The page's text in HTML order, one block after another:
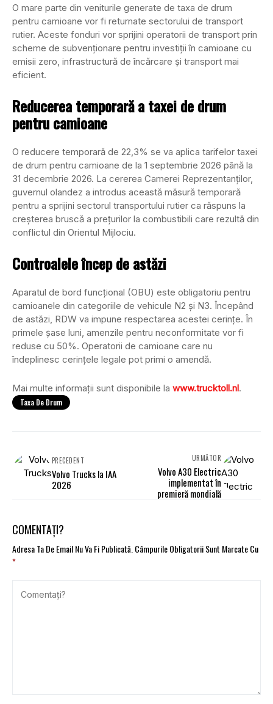
O mare parte din veniturile generate de taxa de drum
pentru camioane vor fi returnate sectorului de transport
rutier. Aceste fonduri vor sprijini operatorii de transport prin
scheme de subvenționare pentru investiții în camioane cu
emisii zero, infrastructură de încărcare și transport mai
eficient.
Reducerea temporară a taxei de drum
pentru camioane
O reducere temporară de 22,3% se va aplica tarifelor taxei
de drum pentru camioane de la 1 septembrie 2026 până la
31 decembrie 2026. La cererea Camerei Reprezentanților,
guvernul olandez a introdus această măsură temporară
pentru a sprijini sectorul transportului rutier ca răspuns la
creșterea bruscă a prețurilor la combustibili care rezultă din
conflictul din Orientul Mijlociu.
Controalele încep de astăzi
Aparatul de bord funcțional (OBU) este obligatoriu pentru
camioanele din categoriile de vehicule N2 și N3. Începând
de astăzi, RDW va impune respectarea acestei cerințe. În
primele șase luni, amenzile pentru neconformitate vor fi
reduse cu 50%. Operatorii de camioane care nu
îndeplinesc cerințele legale pot primi o amendă.
Mai multe informații sunt disponibile la www.trucktoll.nl.
Taxa De Drum
PRECEDENT
Volvo Trucks la IAA
2026
URMĂTOR
Volvo A30 Electric
implementat în
premieră mondială
COMENTAȚI?
Adresa Ta De Email Nu Va Fi Publicată. Câmpurile Obligatorii Sunt Marcate Cu
*